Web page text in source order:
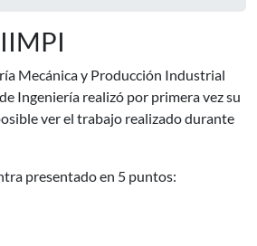
Mecánica y Producción Industrial
Ingeniería realizó por primera vez su
ver el trabajo realizado durante
presentado en 5 puntos: